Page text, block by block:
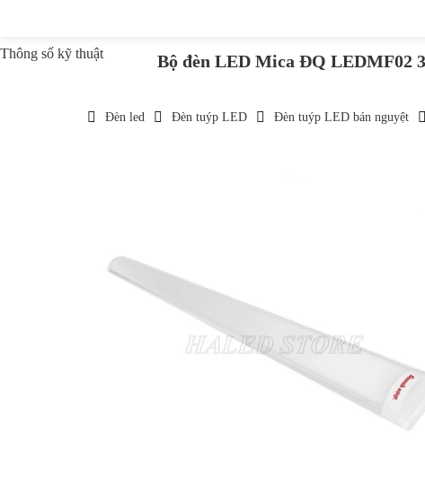
Thông số kỹ thuật Bộ đèn LED Mica ĐQ LEDMF02
Đèn led Đèn tuýp LED Đèn tuýp LED bán nguyệt